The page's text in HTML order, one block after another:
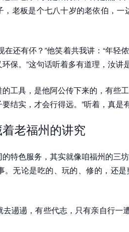
老板是个七八十岁的老依伯，一
在还有伓？”他笑着共我讲：“年轻
保。”这句话听着多有道理，汝讲
工具，是他阿公传下来的，有些
结实，才会行得远。”听着，真是
老福州的讲究
特色服务，其实就像咱福州的三
。无论是吃的、玩的、修的，还
逿逿，有些代志，只有亲自行一